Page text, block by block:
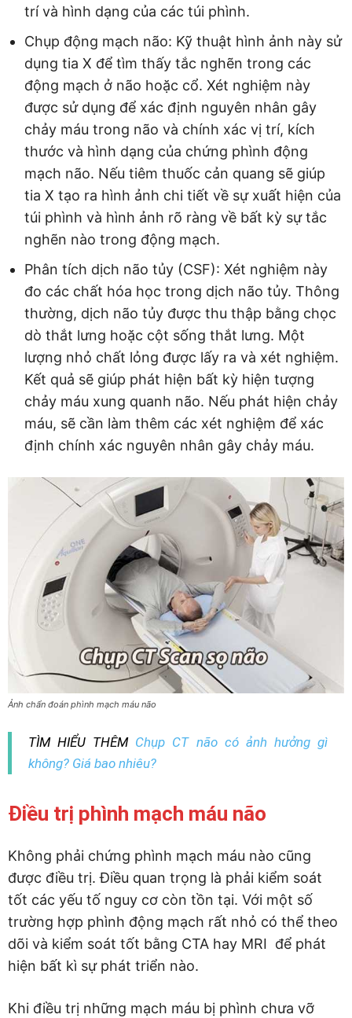
trí và hình dạng của các túi phình.
Chụp động mạch não: Kỹ thuật hình ảnh này sử
dụng tia X để tìm thấy tắc nghẽn trong các
động mạch ở não hoặc cổ. Xét nghiệm này
được sử dụng để xác định nguyên nhân gây
chảy máu trong não và chính xác vị trí, kích
thước và hình dạng của chứng phình động
mạch não. Nếu tiêm thuốc cản quang sẽ giúp
tia X tạo ra hình ảnh chi tiết về sự xuất hiện của
túi phình và hình ảnh rõ ràng về bất kỳ sự tắc
nghẽn nào trong động mạch.
Phân tích dịch não tủy (CSF): Xét nghiệm này
đo các chất hóa học trong dịch não tủy. Thông
thường, dịch não tủy được thu thập bằng chọc
dò thắt lưng hoặc cột sống thắt lưng. Một
lượng nhỏ chất lỏng được lấy ra và xét nghiệm.
Kết quả sẽ giúp phát hiện bất kỳ hiện tượng
chảy máu xung quanh não. Nếu phát hiện chảy
máu, sẽ cần làm thêm các xét nghiệm để xác
định chính xác nguyên nhân gây chảy máu.
Ảnh chẩn đoán phình mạch máu não
TÌM HIỂU THÊM Chụp CT não có ảnh hưởng gì
không? Giá bao nhiêu?
Điều trị phình mạch máu não
Không phải chứng phình mạch máu nào cũng
được điều trị. Điều quan trọng là phải kiểm soát
tốt các yếu tố nguy cơ còn tồn tại. Với một số
trường hợp phình động mạch rất nhỏ có thể theo
dõi và kiểm soát tốt bằng CTA hay MRI để phát
hiện bất kì sự phát triển nào.
Khi điều trị những mạch máu bị phình chưa vỡ